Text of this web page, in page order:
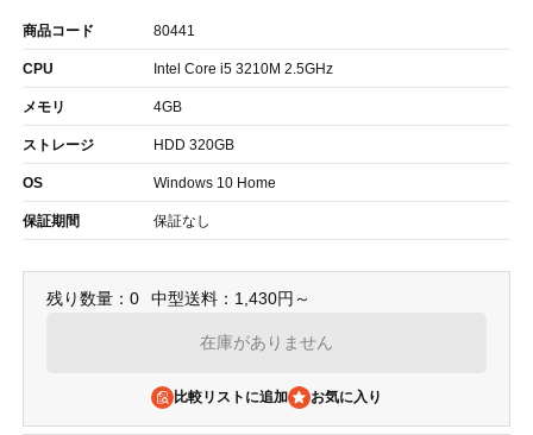
商品コード 80441
CPU Intel Core i5 3210M 2.5GHz
メモリ 4GB
ストレージ HDD 320GB
OS Windows 10 Home
保証期間 保証なし
残り数量：0 中型送料：1,430円～
在庫がありません
比較リストに追加